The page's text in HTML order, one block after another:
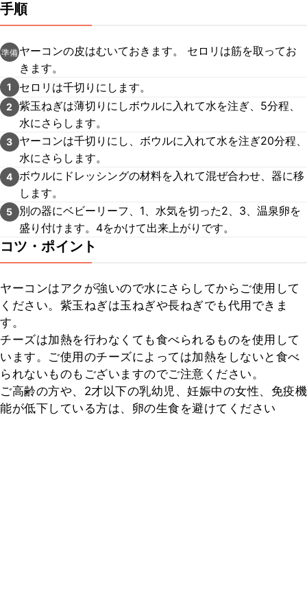
手順
準備 ヤーコンの皮はむいておきます。 セロリは筋を取ってお
きます。
1 セロリは千切りにします。
2
紫玉ねぎは薄切りにしボウルに入れて水を注ぎ、5分程、
水にさらします。
3
ヤーコンは千切りにし、ボウルに入れて水を注ぎ20分程、
水にさらします。
4 ボウルにドレッシングの材料を入れて混ぜ合わせ、器に移
します。
5
別の器にベビーリーフ、1、水気を切った2、3、温泉卵を
盛り付けます。4をかけて出来上がりです。
コツ・ポイント
ヤーコンはアクが強いので水にさらしてからご使用して
ください。紫玉ねぎは玉ねぎや長ねぎでも代用できま
す。
チーズは加熱を行わなくても食べられるものを使用して
います。ご使用のチーズによっては加熱をしないと食べ
られないものもございますのでご注意ください。
ご高齢の方や、2才以下の乳幼児、妊娠中の女性、免疫機
能が低下している方は、卵の生食を避けてください